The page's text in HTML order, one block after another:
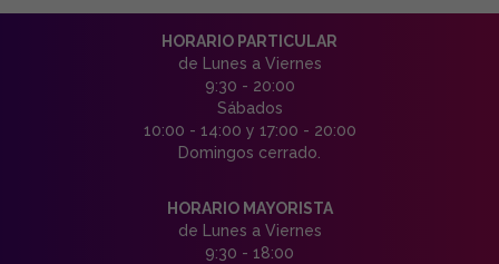
HORARIO PARTICULAR
de Lunes a Viernes
9:30 - 20:00
Sábados
10:00 - 14:00 y 17:00 - 20:00
Domingos cerrado.
HORARIO MAYORISTA
de Lunes a Viernes
9:30 - 18:00